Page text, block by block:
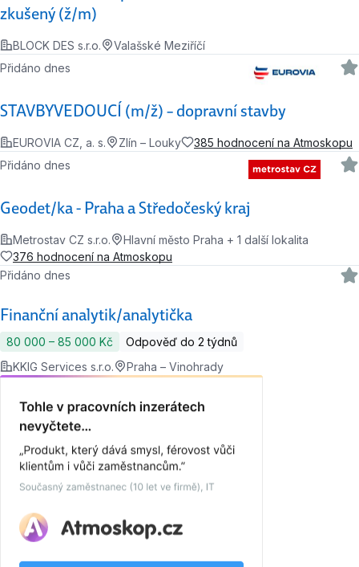
zkušený (ž/m)
BLOCK DES s.r.o. Valašské Meziříčí
STAVBYVEDOUCÍ (m/ž) – dopravní stavby
Přidáno dnes
EUROVIA CZ, a. s. Zlín – Louky 385 hodnocení na Atmoskopu
Geodet/ka - Praha a Středočeský kraj
Přidáno dnes
Metrostav CZ s.r.o.
Hlavní město Praha + 1 další lokalita
376 hodnocení na Atmoskopu
Finanční analytik/analytička
Přidáno dnes
80 000 ‍–‍ 85 000 Kč
Odpověď do 2 týdnů
KKIG Services s.r.o.
Praha – Vinohrady